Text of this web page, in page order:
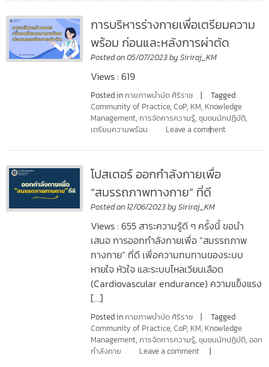
การบริหารร่างกายเพื่อเตรียมความ
พร้อม ก่อนและหลังการผ่าตัด
Posted on05/07/2023bySiriraj_KM
Views : 619
Posted inกายภาพบำบัด ศิริราช
Tagged
Community of Practice,CoP, KM, Knowledge
Management,การจัดการความรู้,ชุมชนนักปฏิบัติ,
เตรียมความพร้อม
Leave a comment
โปสเตอร์ ออกกำลังกายเพื่อ
“สมรรถภาพทางกาย” ที่ดี
Posted on 12/06/2023bySiriraj_KM
Views : 655 สาระความรู้ดี ๆ ครั้งนี้ ขอนำ
เสนอ การออกกำลังกายเพื่อ “สมรรถภาพ
ทางกาย” ที่ดี เพื่อความทนทานของระบบ
หายใจ หัวใจ และระบบไหลเวียนเลือด
(Cardiovascular endurance) ความแข็งแรง
[…]
Posted inกายภาพบำบัด ศิริราช
Tagged
Community of Practice,CoP, KM, Knowledge
Management,การจัดการความรู้,ชุมชนนักปฏิบัติ,ออก
กำลังกาย
Leave a comment